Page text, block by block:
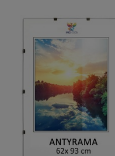
ramek na zdjęcia A4 21 x
naturalnego drewna